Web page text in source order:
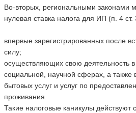
Во-вторых, региональными законами
нулевая ставка налога для ИП (п. 4
впервые зарегистрированных после
силу;
осуществляющих свою деятельность в
социальной, научной сферах, а также
бытовых услуг и услуг по
проживания.
Такие налоговые каникулы действуют